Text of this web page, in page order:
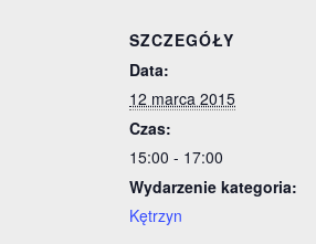
SZCZEGÓŁY
Data:
12 marca 2015
Czas:
15:00 - 17:00
Wydarzenie kategoria:
Kętrzyn